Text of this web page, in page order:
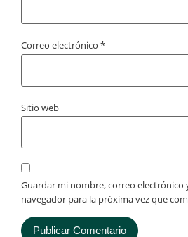
Correo electrónico *
Sitio web
Guardar mi nombre, correo electrónico
navegador para la próxima vez que